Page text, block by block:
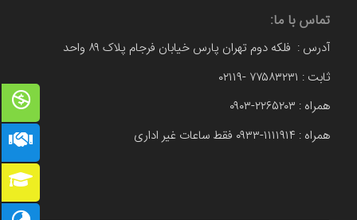
تماس با ما:
آدرس : فلکه دوم تهران پارس خیابان فرجام پلاک ۸۹ واحد
ثابت : ۷۷۵۸۳۲۳۱ -۰۲۱۱۹
همراه : ۲۲۶۵۲۰۳-۰۹۰۳
همراه : ۱۱۱۱۹۱۴-۰۹۳۳ فقط ساعات غیر اداری